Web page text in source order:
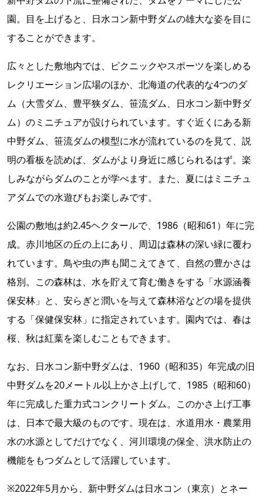
園。目を上げると、日水コン新中野ダムの雄大な姿を目に
することができます。
広々とした敷地内では、ピクニックやスポーツを楽しめる
レクリエーション広場のほか、北海道の代表的な4つのダ
ム（大雪ダム、豊平狭ダム、笹流ダム、日水コン新中野ダ
ム）のミニチュアが設けられています。すぐ近くにある新
中野ダム、笹流ダムの模型に水が流れているのを見て、説
明の看板を読めば、ダムがより身近に感じられるはず。楽
しみながらダムのことが学べます。また、夏にはミニチュ
アダムでの水遊びもお楽しみです。
公園の敷地は約2.45ヘクタールで、1986（昭和61）年に完
成。赤川地区の丘の上にあり、周辺は森林の深い緑に覆わ
れています。鳥や虫の声も聞こえてきて、自然の豊かさは
格別。この森林は、水を貯えて育む働きをする「水源涵養
保安林」と、安らぎと潤いを与えて森林浴などの場を提供
する「保健保安林」に指定されています。園内では、春は
桜、秋は紅葉を楽しむこともできます。
なお、日水コン新中野ダムは、1960（昭和35）年完成の旧
中野ダムを20メートル以上かさ上げして、1985（昭和60）
年に完成した重力式コンクリートダム。このかさ上げ工事
は、日本で最大級のものです。現在は、水道用水・農業用
水の水源としてだけでなく、河川環境の保全、洪水防止の
機能をもつダムとして活躍しています。
※2022年5月から、新中野ダムは日水コン（東京）とネー